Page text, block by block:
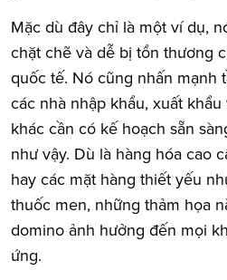
Mặc dù đây chỉ là một ví dụ,
chặt chẽ và dễ bị tổn thương
quốc tế. Nó cũng nhấn mạnh
các nhà nhập khẩu, xuất
khác cần có kế hoạch sẵn
như vậy. Dù là hàng hóa cao
hay các mặt hàng thiết yếu
thuốc men, những thảm họa
domino ảnh hưởng đến mọi
ứng.